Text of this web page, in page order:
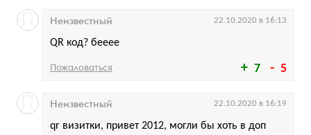
7 5
QR код? бееее
Неизвестный 22.10.2020 в 16:13
Пожаловаться
qr визитки, привет 2012, могли бы хоть в доп
Неизвестный 22.10.2020 в 16:19